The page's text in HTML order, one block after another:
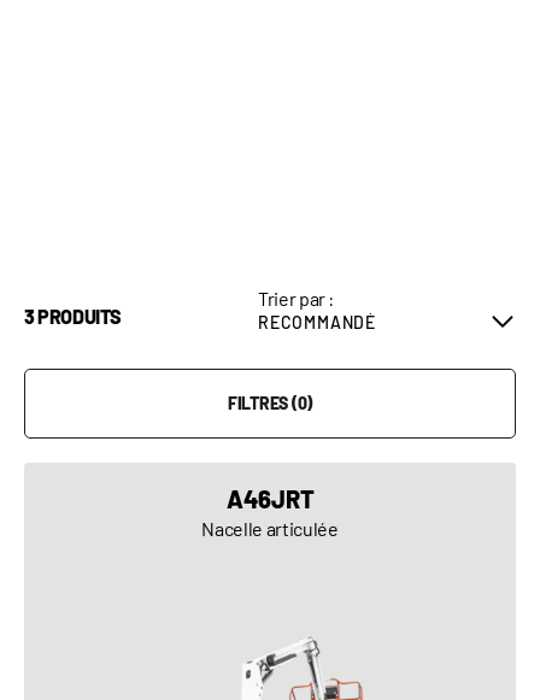
3 PRODUITS
Trier par :
FILTRES (0)
A46JRT
Nacelle articulée